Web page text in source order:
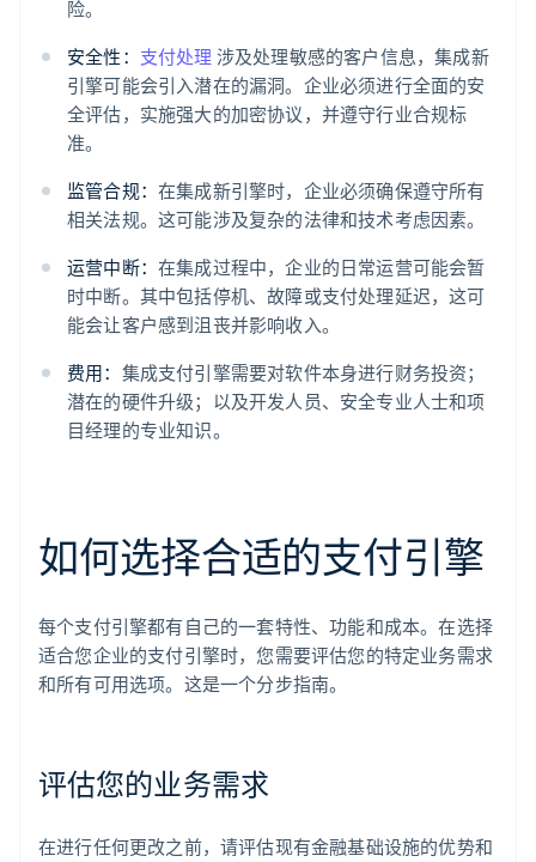
险。
安全性： 支付处理 涉及处理敏感的客户信息，集成新
引擎可能会引入潜在的漏洞。企业必须进行全面的安
全评估，实施强大的加密协议，并遵守行业合规标
准。
监管合规： 在集成新引擎时，企业必须确保遵守所有
相关法规。这可能涉及复杂的法律和技术考虑因素。
运营中断： 在集成过程中，企业的日常运营可能会暂
时中断。其中包括停机、故障或支付处理延迟，这可
能会让客户感到沮丧并影响收入。
费用： 集成支付引擎需要对软件本身进行财务投资；
潜在的硬件升级；以及开发人员、安全专业人士和项
目经理的专业知识。
如何选择合适的支付引擎
每个支付引擎都有自己的一套特性、功能和成本。在选择
适合您企业的支付引擎时，您需要评估您的特定业务需求
和所有可用选项。这是一个分步指南。
评估您的业务需求
在进行任何更改之前，请评估现有金融基础设施的优势和